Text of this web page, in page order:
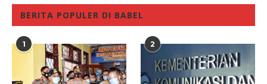
BERITA POPULER DI BABEL
1 2